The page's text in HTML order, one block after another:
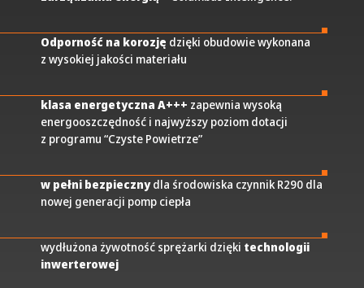
Odporność na korozję dzięki obudowie wykonana
z wysokiej jakości materiału
klasa energetyczna A+++ zapewnia wysoką
energooszczędność i najwyższy poziom dotacji
z programu “Czyste Powietrze”
w pełni bezpiecznydla środowiska czynnik R290 dla
nowej generacji pomp ciepła
wydłużona żywotność sprężarki dzięki technologii
inwerterowej